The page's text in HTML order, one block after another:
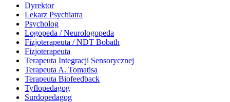
Dyrektor
Lekarz Psychiatra
Psycholog
Logopeda / Neurologopeda
Fizjoterapeuta / NDT Bobath
Fizjoterapeuta
Terapeuta Integracji Sensorycznej
Terapeuta A. Tomatisa
Terapeuta Biofeedback
Tyflopedagog
Surdopedagog